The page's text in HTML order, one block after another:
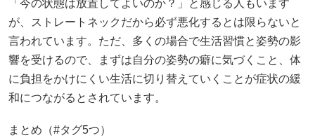
「今の状態は放置してよいのか？」と感じる人もいます
が、ストレートネックだから必ず悪化するとは限らないと
言われています。ただ、多くの場合で生活習慣と姿勢の影
響を受けるので、まずは自分の姿勢の癖に気づくこと、体
に負担をかけにくい生活に切り替えていくことが症状の緩
和につながるとされています。
まとめ（#タグ5つ）